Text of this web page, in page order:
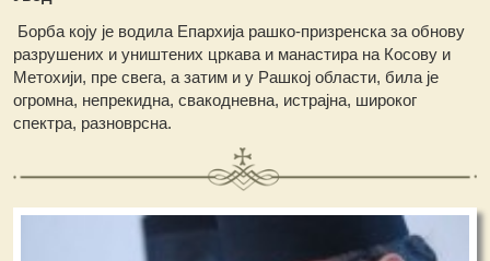
Борба коју је водила Епархија рашко-призренска за обнову
разрушених и уништених цркава и манастира на Косову и
Метохији, пре свега, а затим и у Рашкој области, била је
огромна, непрекидна, свакодневна, истрајна, широког
спектра, разноврсна.